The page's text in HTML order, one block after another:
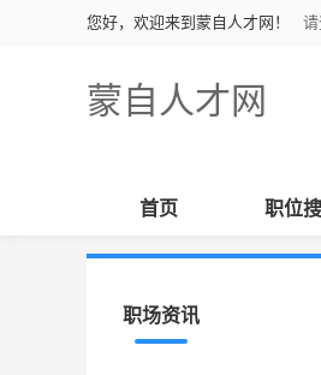
您好，欢迎来到蒙自人才网！
蒙自人才网
首页 职位
职场资讯